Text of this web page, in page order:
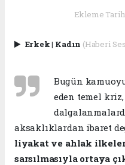
Ekleme
Erkek| Kadın (Haberi
Bugün
eden temel
aksaklıklardan ibaret
liyakat ve ahlak
sarsılmasıyla ortaya